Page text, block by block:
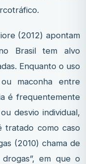
(2012) apontam
Brasil tem alvo
Enquanto o uso
maconha entre
é frequentemente
desvio individual,
tratado como caso
(2010) chama de
em que o